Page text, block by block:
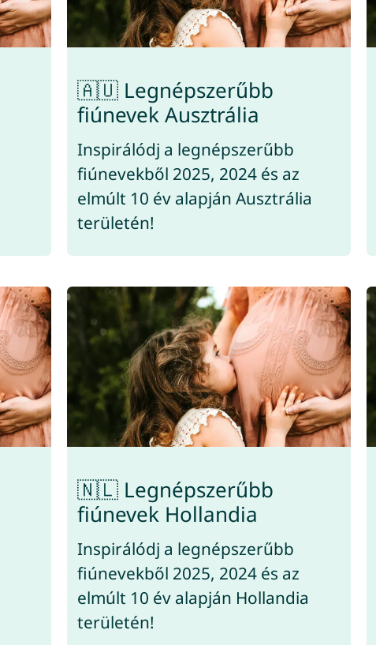
🇦🇺 Legnépszerűbb
fiúnevek Ausztrália
Inspirálódj a legnépszerűbb
fiúnevekből 2025, 2024 és az
elmúlt 10 év alapján Ausztrália
területén!
🇳🇱 Legnépszerűbb
fiúnevek Hollandia
Inspirálódj a legnépszerűbb
fiúnevekből 2025, 2024 és az
elmúlt 10 év alapján Hollandia
területén!